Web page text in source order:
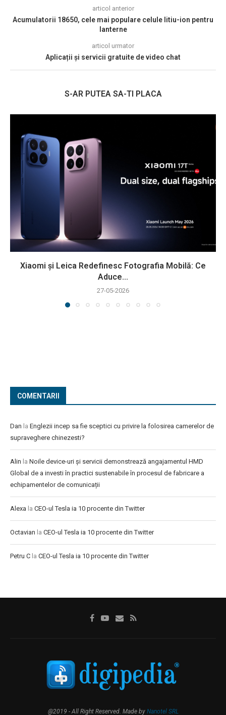
articol anterior
Acumulatorii 18650, cele mai populare celule litiu-ion pentru
lanterne
articol urmator
Aplicații și servicii gratuite de video chat
S-AR PUTEA SA-TI PLACA
Xiaomi și Leica Redefinesc Fotografia Mobilă: Ce
Aduce...
27-05-2026
COMENTARII
Dan la Englezii incep sa fie sceptici cu privire la folosirea camerelor de
supraveghere chinezesti?
Alin la Noile device-uri și servicii demonstrează angajamentul HMD
Global de a investi în practici sustenabile în procesul de fabricare a
echipamentelor de comunicații
Alexa la CEO-ul Tesla ia 10 procente din Twitter
Octavian la CEO-ul Tesla ia 10 procente din Twitter
Petru C la CEO-ul Tesla ia 10 procente din Twitter
@2019 - All Right Reserved. Made by Nanotel SRL